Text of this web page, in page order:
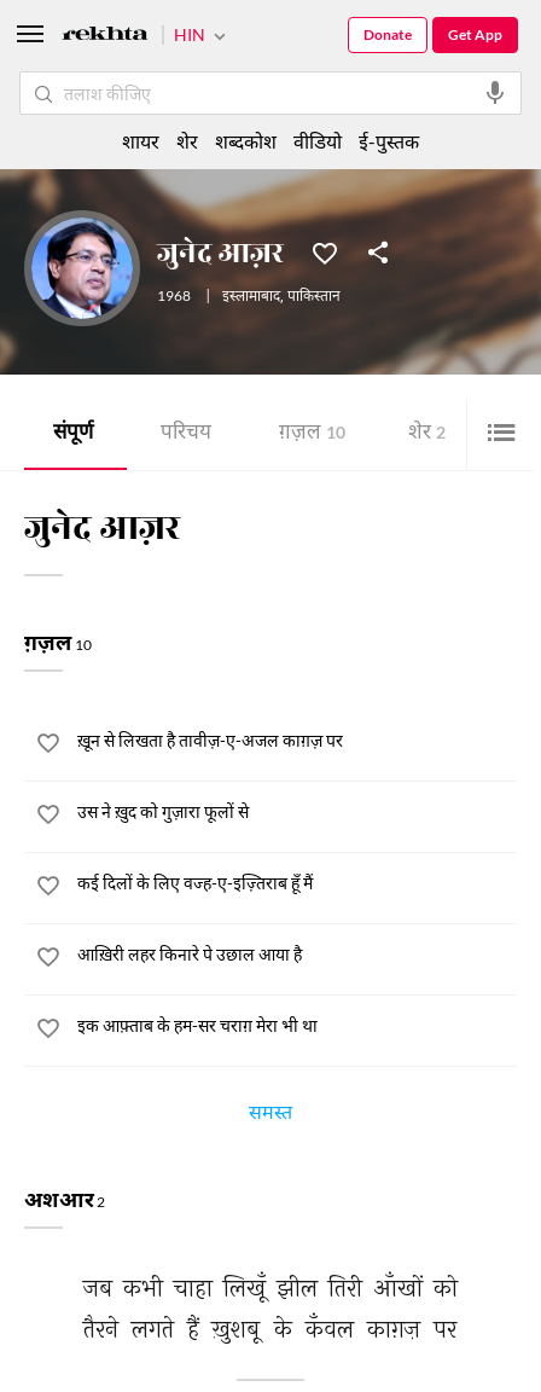
जुनेद आज़र
1968 इस्लामाबाद, पाकिस्तान
संपूर्ण परिचय ग़ज़ल 10 शेर 2 ई-
जुनेद आज़र
ग़ज़ल 10
ख़ून से लिखता है तावीज़-ए-अजल काग़ज़ पर
उस ने ख़ुद को गुज़ारा फूलों से
कई दिलों के लिए वज्ह-ए-इज़्तिराब हूँ मैं
आख़िरी लहर किनारे पे उछाल आया है
इक आफ़्ताब के हम-सर चराग़ मेरा भी था
समस्त
अशआर2
जब कभी चाहा लिखूँ झील तिरी आँखों को
तैरने लगते हैं ख़ुशबू के कँवल काग़ज़ पर
HIN Get App
Donate
शायर शेर शब्दकोश वीडियो ई-पुस्तक